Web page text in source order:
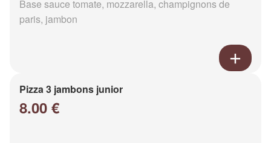
Base sauce tomate, mozzarella, champignons de
paris, jambon
Pizza 3 jambons junior
8.00 €